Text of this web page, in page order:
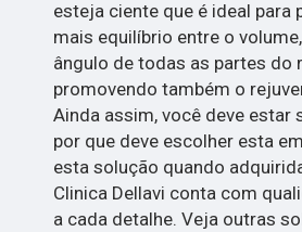
esteja ciente que é ideal para
mais equilíbrio entre o
ângulo de todas as partes do
promovendo também o
Ainda assim, você deve estar
por que deve escolher esta
esta solução quando
Clinica Dellavi conta com
a cada detalhe. Veja outras